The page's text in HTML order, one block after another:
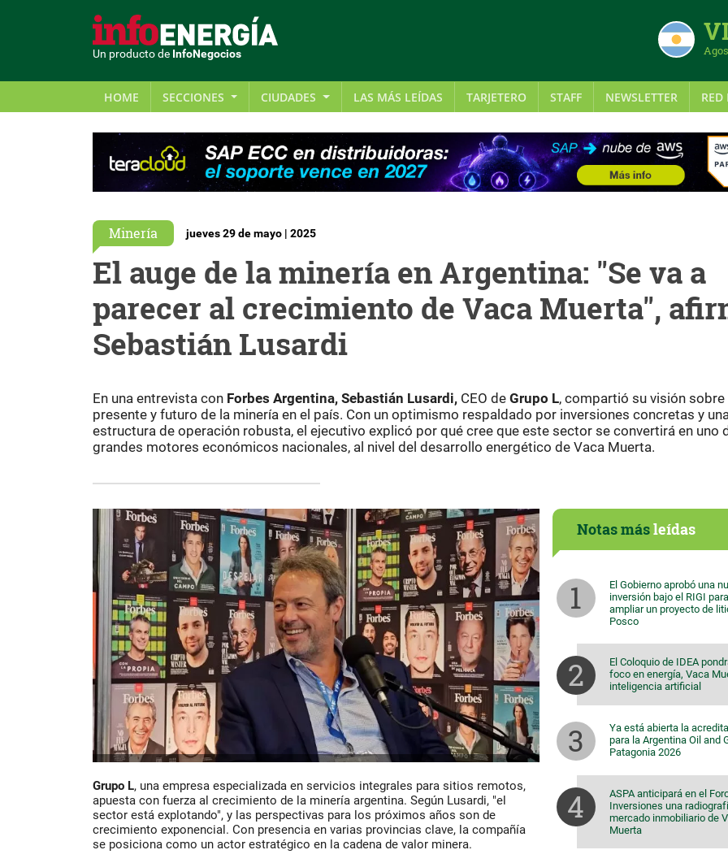
Un producto de InfoNegocios
HOME SECCIONES CIUDADES LAS MÁS LEÍDAS TARJETERO STAFF NEWSLETTER
Minería jueves 29 de mayo | 2025
El auge de la minería en Argentina: "Se va a
parecer al crecimiento de Vaca Muerta",
Sebastián Lusardi
En una entrevista con Forbes Argentina, Sebastián Lusardi, CEO de Grupo L, compartió su visión sobre
presente y futuro de la minería en el país. Con un optimismo respaldado por inversiones concretas y
estructura de operación robusta, el ejecutivo explicó por qué cree que este sector se convertirá en uno
grandes motores económicos nacionales, al nivel del desarrollo energético de Vaca Muerta.
Grupo L, una empresa especializada en servicios integrales para sitios remotos,
apuesta con fuerza al crecimiento de la minería argentina. Según Lusardi, "el
sector está explotando", y las perspectivas para los próximos años son de
crecimiento exponencial. Con presencia en varias provincias clave, la compañía
se posiciona como un actor estratégico en la cadena de valor minera.
Notas másleídas
El Gobierno aprobó una
inversión bajo el RIGI para
ampliar un proyecto de
Posco
El Coloquio de IDEA
foco en energía, Vaca
inteligencia artificial
Ya está abierta la
para la Argentina Oil and
Patagonia 2026
ASPA anticipará en el
Inversiones una
mercado inmobiliario de
Muerta